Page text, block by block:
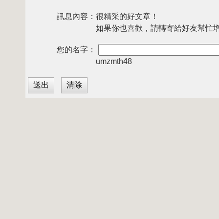
訊息內容： 很精采的好文章！
如果你也喜歡，請轉寄給好友幫忙
您的名字：
umzmth48